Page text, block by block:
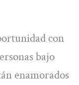
con
bajo
enamorados